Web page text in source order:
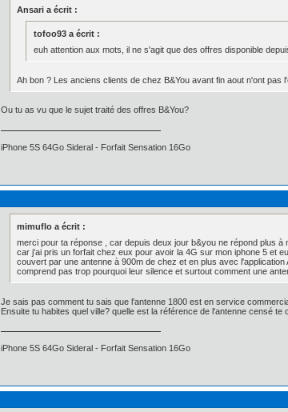
Ansari a écrit :
tofoo93 a écrit :
euh attention aux mots, il ne s'agit que des offres disponible
Ah bon ? Les anciens clients de chez B&You avant fin aout n'ont pas
Ou tu as vu que le sujet traité des offres B&You?
iPhone 5S 64Go Sideral - Forfait Sensation 16Go
mimuflo a écrit :
merci pour ta réponse , car depuis deux jour b&you ne répond plus à
car j'ai pris un forfait chez eux pour avoir la 4G sur mon iphone 5 et
couvert par une antenne à 900m de chez et en plus avec
comprend pas trop pourquoi leur silence et surtout comment une
Je sais pas comment tu sais que l'antenne 1800 est en service
Ensuite tu habites quel ville? quelle est la référence de l'antenne censé
iPhone 5S 64Go Sideral - Forfait Sensation 16Go